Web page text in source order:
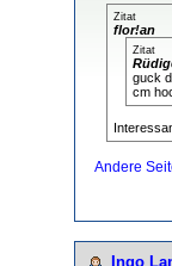
Zitat
flor!an
Zitat
guck
cm
Andere
Ingo